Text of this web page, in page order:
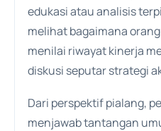
edukasi atau analisis
melihat bagaimana
menilai riwayat kinerja
diskusi seputar strategi
Dari perspektif pialang,
menjawab tantangan